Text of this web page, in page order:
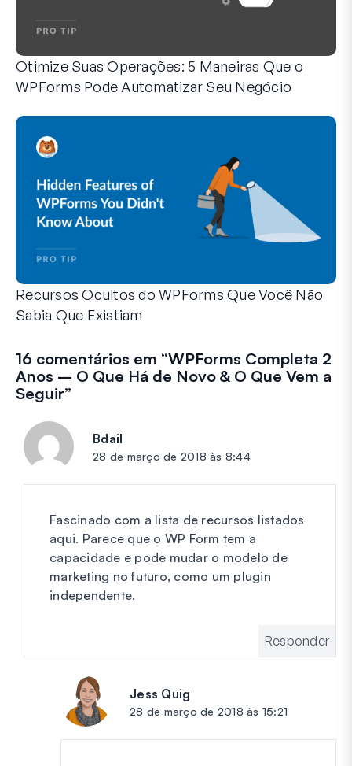
Otimize Suas Operações: 5 Maneiras Que o
WPForms Pode Automatizar Seu Negócio
Recursos Ocultos do WPForms Que Você Não
Sabia Que Existiam
16 comentários em “WPForms Completa 2
Anos – O Que Há de Novo & O Que Vem a
Seguir”
Bdail
28 de março de 2018 às 8:44
Fascinado com a lista de recursos listados
aqui. Parece que o WP Form tem a
capacidade e pode mudar o modelo de
marketing no futuro, como um plugin
independente.
Responder
Jess Quig
28 de março de 2018 às 15:21